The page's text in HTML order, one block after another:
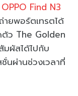
OPPO Find N3
ยพอร์ตเทรตได้
ว The Golden
ผัสได้ไปกับ
ผ่านช่วงเวลาที่